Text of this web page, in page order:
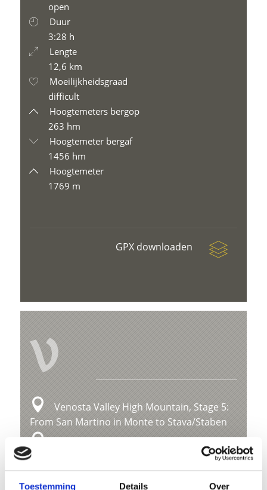
Toestemming Details Over
open
Duur
3:28 h
Lengte
12,6 km
Moeilijkheidsgraad
difficult
Hoogtemeters bergop
263 hm
Hoogtemeter bergaf
1456 hm
Hoogtemeter
1769 m
GPX downloaden
V
Venosta Valley High Mountain, Stage 5:
From San Martino in Monte to Stava/Staben
info@latsch.it